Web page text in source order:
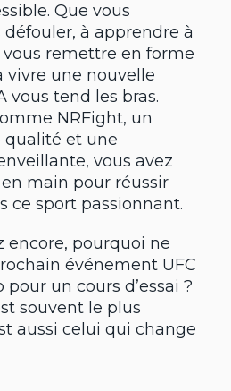
Que vous
à apprendre à
remettre en forme
une nouvelle
vous tend les bras.
NRFight, un
et une
vous avez
main pour réussir
ce sport passionnant.
encore, pourquoi ne
événement UFC
un cours d’essai ?
souvent le plus
aussi celui qui change